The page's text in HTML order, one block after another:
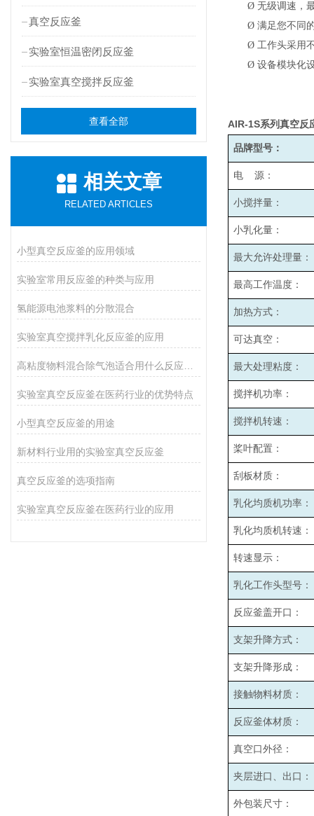
真空反应釜
实验室恒温密闭反应釜
实验室真空搅拌反应釜
查看全部
相关文章
RELATED ARTICLES
小型真空反应釜的应用领域
实验室常用反应釜的种类与应用
氢能源电池浆料的分散混合
实验室真空搅拌乳化反应釜的应用
实验室真空反应釜在医药行业的优势特点
小型真空反应釜的用途
新材料行业用的实验室真空反应釜
真空反应釜的选项指南
实验室真空反应釜在医药行业的应用
Ø 无级调速，
Ø 满足您不同
Ø 工作头采用
Ø 设备模块化
AIR-1S系列真空反
品牌型号：
电 源：
小搅拌量：
小乳化量：
最大允许处理量：
最高工作温度：
加热方式：
可达真空：
最大处理粘度：
搅拌机功率：
搅拌机转速：
桨叶配置：
刮板材质：
乳化均质机功率：
乳化均质机转速：
转速显示：
乳化工作头型号：
反应釜盖开口：
支架升降方式：
支架升降形成：
接触物料材质：
反应釜体材质：
真空口外径：
夹层进口、出口：
外包装尺寸：